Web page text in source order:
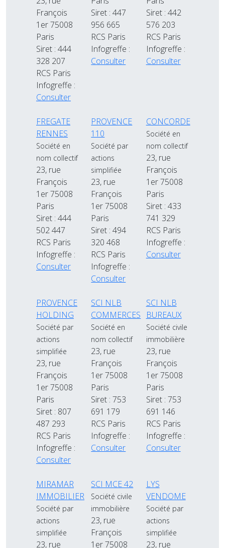
François
1er 75008
Paris
Siret : 444
328 207
RCS Paris
Infogreffe :
Consulter
Siret : 447
956 665
RCS Paris
Infogreffe :
Consulter
Siret : 442
576 203
RCS Paris
Infogreffe :
Consulter
FREGATE
RENNES
Société en
nom collectif
23, rue
François
1er 75008
Paris
Siret : 444
502 447
RCS Paris
Infogreffe :
Consulter
PROVENCE
110
Société par
actions
simplifiée
23, rue
François
1er 75008
Paris
Siret : 494
320 468
RCS Paris
Infogreffe :
Consulter
CONCORDE
Société en
nom collectif
23, rue
François
1er 75008
Paris
Siret : 433
741 329
RCS Paris
Infogreffe :
Consulter
PROVENCE
HOLDING
Société par
actions
simplifiée
23, rue
François
1er 75008
Paris
Siret : 807
487 293
RCS Paris
Infogreffe :
Consulter
SCI NLB
COMMERCES
Société en
nom collectif
23, rue
François
1er 75008
Paris
Siret : 753
691 179
RCS Paris
Infogreffe :
Consulter
SCI NLB
BUREAUX
Société civile
immobilière
23, rue
François
1er 75008
Paris
Siret : 753
691 146
RCS Paris
Infogreffe :
Consulter
MIRAMAR
IMMOBILIER
Société par
actions
simplifiée
23, rue
SCI MCE 42
Société civile
immobilière
23, rue
François
1er 75008
LYS
VENDOME
Société par
actions
simplifiée
23, rue